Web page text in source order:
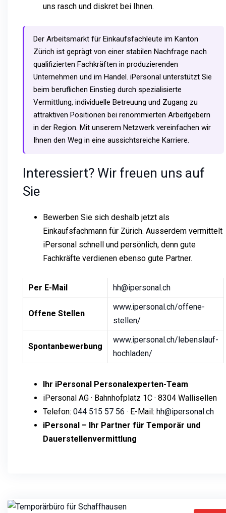
uns rasch und diskret bei Ihnen.
Der Arbeitsmarkt für Einkaufsfachleute im Kanton
Zürich ist geprägt von einer stabilen Nachfrage nach
qualifizierten Fachkräften in produzierenden
Unternehmen und im Handel. iPersonal unterstützt Sie
beim beruflichen Einstieg durch spezialisierte
Vermittlung, individuelle Betreuung und Zugang zu
attraktiven Positionen bei renommierten Arbeitgebern
in der Region. Mit unserem Netzwerk vereinfachen wir
Ihnen den Weg in eine aussichtsreiche Karriere.
Interessiert? Wir freuen uns auf
Sie
Bewerben Sie sich deshalb jetzt als
Einkaufsfachmann für Zürich. Ausserdem vermittelt
iPersonal schnell und persönlich, denn gute
Fachkräfte verdienen ebenso gute Partner.
Per E-Mail hh@ipersonal.ch
Offene Stellen
www.ipersonal.ch/offene-
stellen/
Spontanbewerbung
www.ipersonal.ch/lebenslauf-
hochladen/
Ihr iPersonal Personalexperten-Team
iPersonal AG · Bahnhofplatz 1C · 8304 Wallisellen
Telefon: 044 515 57 56 · E-Mail: hh@ipersonal.ch
iPersonal – Ihr Partner für Temporär und
Dauerstellenvermittlung